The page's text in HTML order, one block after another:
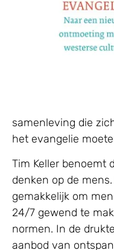
samenleving die
het evangelie
Tim Keller benoemt
denken op de
gemakkelijk om
24/7 gewend te
normen. In de
aanbod van